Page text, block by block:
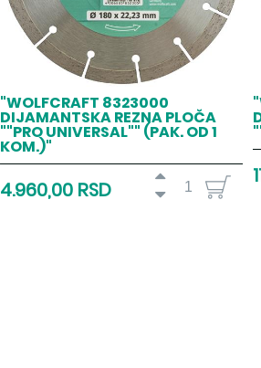
"WOLFCRAFT 8323000
DIJAMANTSKA REZNA PLOČA
""PRO UNIVERSAL"" (PAK. OD 1
KOM.)"
4.960,00 RSD